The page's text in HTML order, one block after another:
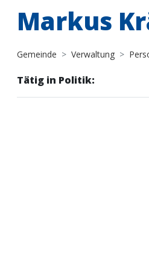
Markus
Gemeinde Verwaltung
Tätig in Politik: